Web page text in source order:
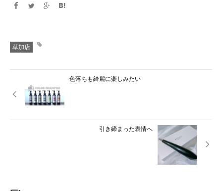
草加店
色落ちも綺麗に楽しみたい
引き締まった表情へ